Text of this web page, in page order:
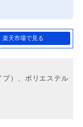
楽天市場で見る
プ）、ポリエステル